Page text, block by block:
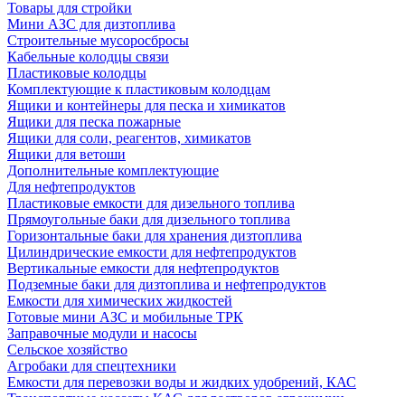
Товары для стройки
Мини АЗС для дизтоплива
Строительные мусоросбросы
Кабельные колодцы связи
Пластиковые колодцы
Комплектующие к пластиковым колодцам
Ящики и контейнеры для песка и химикатов
Ящики для песка пожарные
Ящики для соли, реагентов, химикатов
Ящики для ветоши
Дополнительные комплектующие
Для нефтепродуктов
Пластиковые емкости для дизельного топлива
Прямоугольные баки для дизельного топлива
Горизонтальные баки для хранения дизтоплива
Цилиндрические емкости для нефтепродуктов
Вертикальные емкости для нефтепродуктов
Подземные баки для дизтоплива и нефтепродуктов
Емкости для химических жидкостей
Готовые мини АЗС и мобильные ТРК
Заправочные модули и насосы
Сельское хозяйство
Агробаки для спецтехники
Емкости для перевозки воды и жидких удобрений, КАС